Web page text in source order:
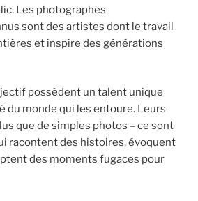
Les photographes
sont des artistes dont le travail
et inspire des générations
possèdent un talent unique
du monde qui les entoure. Leurs
que de simples photos – ce sont
racontent des histoires, évoquent
des moments fugaces pour